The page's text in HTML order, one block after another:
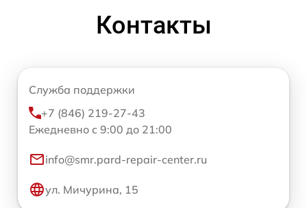
Контакты
Служба поддержки
+7 (846) 219-27-43
Ежедневно с 9:00 до 21:00
info@smr.pard-repair-center.ru
ул. Мичурина, 15